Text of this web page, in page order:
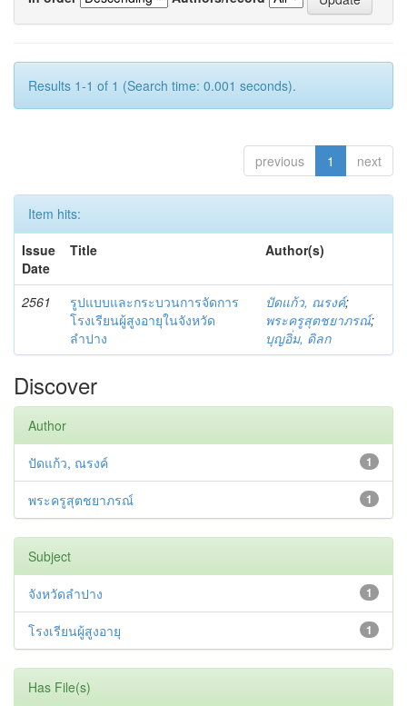
Results 1-1 of 1 (Search time: 0.001 seconds).
previous 1 next
Item hits:
Issue
Date
Title Author(s)
2561
รูปแบบและกระบวนการจัดการ
โรงเรียนผู้สูงอายุในจังหวัด
ลำปาง
ปัดแก้ว, ณรงค์;
พระครูสุตชยาภรณ์;
บุญอิ่ม, ดิลก
Discover
Author
1
ปัดแก้ว, ณรงค์
1
พระครูสุตชยาภรณ์
Subject
1
จังหวัดลำปาง
1
โรงเรียนผู้สูงอายุ
Has File(s)